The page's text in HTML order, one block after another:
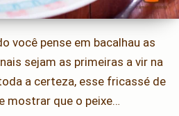
você pense em bacalhau as
sejam as primeiras a vir na
a certeza, esse fricassé de
mostrar que o peixe…